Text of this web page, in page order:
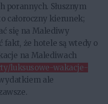
porannych. Słusznym
całoroczny kierunek;
się na Malediwy
fakt, że hotele są wtedy o
na Malediwach
luksusowe-wakacje-
ale